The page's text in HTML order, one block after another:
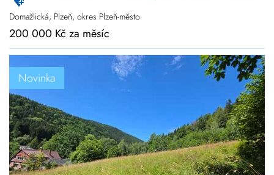
Domažlická, Plzeň, okres Plzeň-město
200 000 Kč za měsíc
Novinka